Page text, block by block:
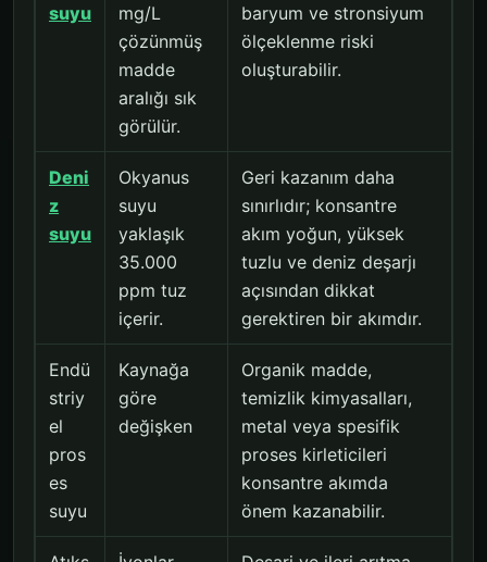
suyu
mg/L
çözünmüş
madde
aralığı sık
görülür.
baryum ve stronsiyum
ölçeklenme riski
oluşturabilir.
Deni
z
suyu
Okyanus
suyu
yaklaşık
35.000
ppm tuz
içerir.
Geri kazanım daha
sınırlıdır; konsantre
akım yoğun, yüksek
tuzlu ve deniz deşarjı
açısından dikkat
gerektiren bir akımdır.
Endü
striy
el
pros
es
suyu
Kaynağa
göre
değişken
Organik madde,
temizlik kimyasalları,
metal veya spesifik
proses kirleticileri
konsantre akımda
önem kazanabilir.